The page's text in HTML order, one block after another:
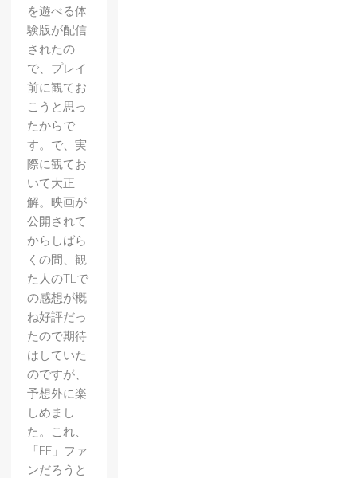
を遊べる体
験版が配信
されたの
で、プレイ
前に観てお
こうと思っ
たからで
す。で、実
際に観てお
いて大正
解。映画が
公開されて
からしばら
くの間、観
た人のTLで
の感想が概
ね好評だっ
たので期待
はしていた
のですが、
予想外に楽
しめまし
た。これ、
「FF」ファ
ンだろうと